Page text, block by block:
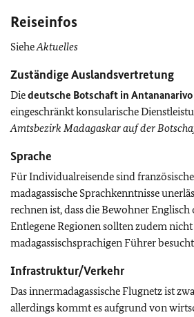
Reiseinfos
SieheAktuelles
Zuständige Auslandsvertretung
Diedeutsche Botschaft in Antananarivo
eingeschränkt konsularische
Amtsbezirk Madagaskar auf der
Sprache
Für Individualreisende sind
madagassische Sprachkenntnisse
rechnen ist, dass die Bewohner
Entlegene Regionen sollten zudem
madagassischsprachigen Führer
Infrastruktur/Verkehr
Das innermadagassische Flugnetz ist
allerdings kommt es aufgrund von